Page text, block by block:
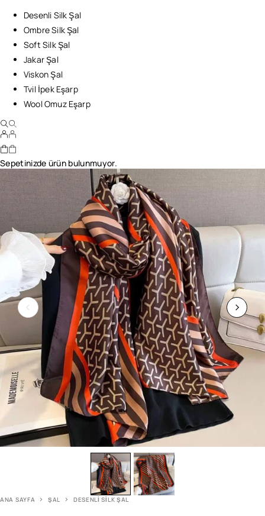
Desenli Silk Şal
Ombre Silk Şal
Soft Silk Şal
Jakar Şal
Viskon Şal
Tvil İpek Eşarp
Wool Omuz Eşarp
Sepetinizde ürün bulunmuyor.
ANA SAYFA ŞAL DESENLI SILK ŞAL